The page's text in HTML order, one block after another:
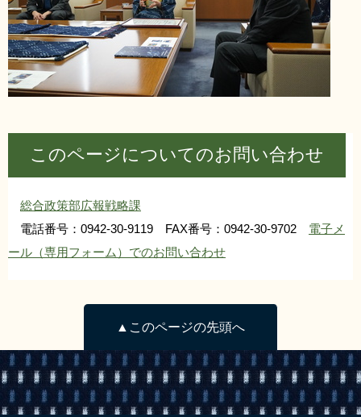
このページについてのお問い合わせ
総合政策部広報戦略課
電話番号：0942-30-9119 FAX番号：0942-30-9702 電子メ
ール（専用フォーム）でのお問い合わせ
▲このページの先頭へ